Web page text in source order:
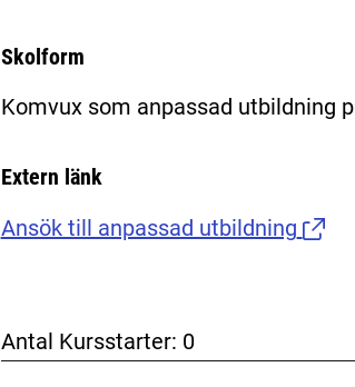
Skolform
Komvux som anpassad utbildning
Extern länk
Ansök till anpassad utbildning
Antal Kursstarter: 0